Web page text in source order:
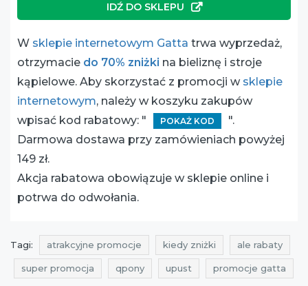
IDŹ DO SKLEPU
W sklepie internetowym Gatta trwa wyprzedaż,
otrzymacie do 70% zniżki na bieliznę i stroje
kąpielowe. Aby skorzystać z promocji w sklepie
internetowym, należy w koszyku zakupów
wpisać kod rabatowy: "
POKAŻ KOD
".
Darmowa dostawa przy zamówieniach powyżej
149 zł.
Akcja rabatowa obowiązuje w sklepie online i
potrwa do odwołania.
Tagi: atrakcyjne promocje kiedy zniżki ale rabaty
super promocja qpony upust promocje gatta